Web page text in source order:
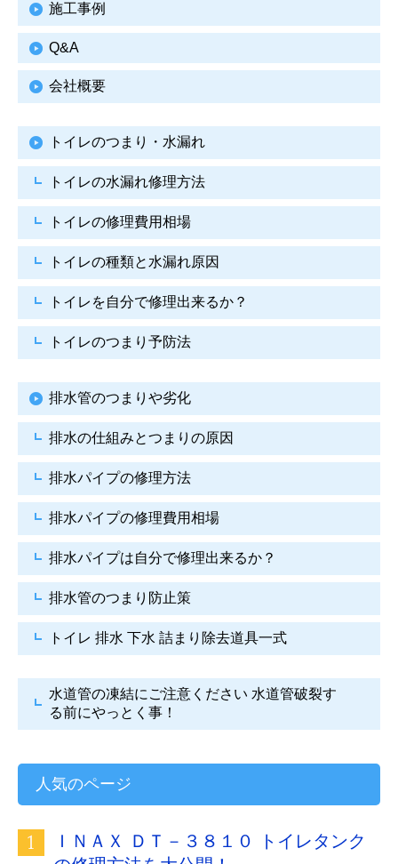
施工事例
Q&A
会社概要
トイレのつまり・水漏れ
トイレの水漏れ修理方法
トイレの修理費用相場
トイレの種類と水漏れ原因
トイレを自分で修理出来るか？
トイレのつまり予防法
排水管のつまりや劣化
排水の仕組みとつまりの原因
排水パイプの修理方法
排水パイプの修理費用相場
排水パイプは自分で修理出来るか？
排水管のつまり防止策
トイレ 排水 下水 詰まり除去道具一式
水道管の凍結にご注意ください 水道管破裂す
る前にやっとく事！
人気のページ
ＩＮＡＸ ＤＴ－３８１０ トイレタンク